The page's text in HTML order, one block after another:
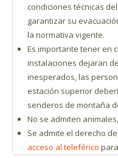
condiciones técnicas
garantizar su
la normativa vigente.
Es importante tener en
instalaciones dejaran
inesperados, las
estación superior
senderos de montaña
No se admiten
Se admite el derecho
acceso al teleférico